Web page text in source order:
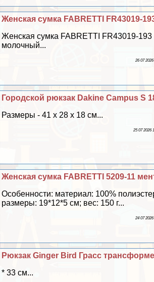
Женская сумка FABRETTI FR43019-
Женская сумка FABRETTI FR43019-193
молочный...
26 07
Городской рюкзак Dakine Campus S
Размеры - 41 x 28 x 18 см...
25 07 2026
Женская сумка FABRETTI 5209-11
Особенности: материал: 100%
размеры: 19*12*5 см; вес: 150 г...
24 07
Рюкзак Ginger Bird Грасс
* 33 см...